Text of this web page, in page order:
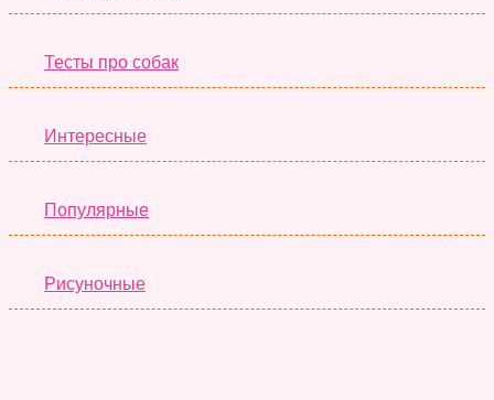
Тесты про собак
Интересные
Популярные
Рисуночные